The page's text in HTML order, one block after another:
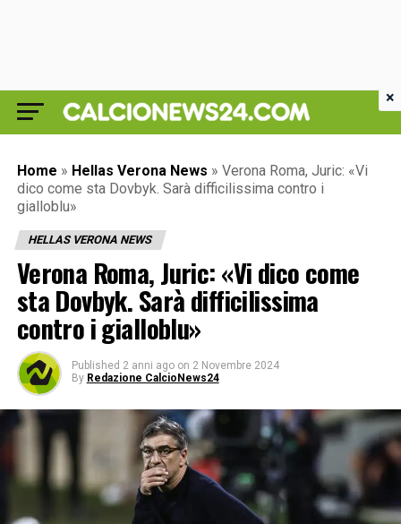
Home » Hellas Verona News » Verona Roma, Juric: «Vi
dico come sta Dovbyk. Sarà difficilissima contro i
gialloblu»
HELLAS VERONA NEWS
Verona Roma, Juric: «Vi dico come
sta Dovbyk. Sarà difficilissima
contro i gialloblu»
Published 2 anni ago on 2 Novembre 2024
By Redazione CalcioNews24
×